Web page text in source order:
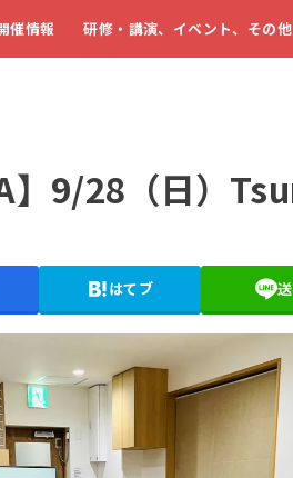
催情報 研修・講演、イベント、その
】9/28（日）
はてブ